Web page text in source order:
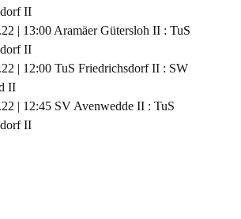
II
| 13:00 Aramäer Gütersloh II : TuS
II
| 12:00 TuS Friedrichsdorf II : SW
II
| 12:45 SV Avenwedde II : TuS
II